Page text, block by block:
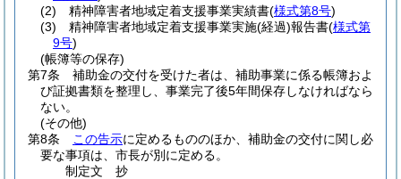
(2)
精神障害者地域定着支援事業実績書(様式第8号)
(3)
精神障害者地域定着支援事業実施(経過)報告書(様式第
9号)
(帳簿等の保存)
第7条
補助金の交付を受けた者は、補助事業に係る帳簿およ
び証拠書類を整理し、事業完了後5年間保存しなければなら
ない。
(その他)
第8条
この告示に定めるもののほか、補助金の交付に関し必
要な事項は、市長が別に定める。
制定文 抄